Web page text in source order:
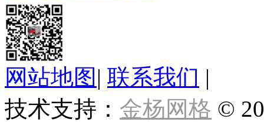
网站地图 | 联系我们 |
技术支持： 金杨网格 ©